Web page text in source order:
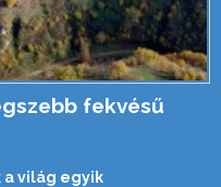
fekvésű
a világ egyik